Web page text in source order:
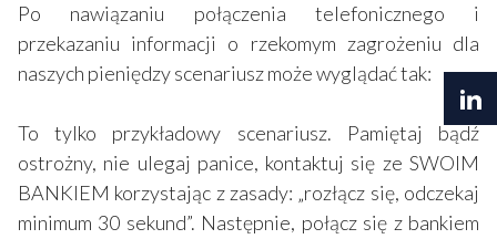
Po nawiązaniu połączenia telefonicznego i
przekazaniu informacji o rzekomym zagrożeniu dla
naszych pieniędzy scenariusz może wyglądać tak:
To tylko przykładowy scenariusz. Pamiętaj bądź
ostrożny, nie ulegaj panice, kontaktuj się ze SWOIM
BANKIEM korzystając z zasady: „rozłącz się, odczekaj
minimum 30 sekund”. Następnie, połącz się z bankiem